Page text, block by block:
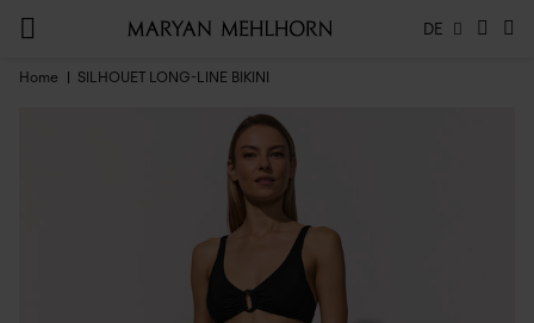
DE
Home SILHOUET LONG-LINE BIKINI